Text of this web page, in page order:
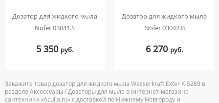
Дозатор для жидкого мыла
Nofer 03041.S
5 350 руб.
Дозатор для жидкого мыла
Nofer 03042.B
6 270 руб.
Закажите товар дозатор для жидкого мыла Wasserkraft Exter K-5289 в
разделе Аксессуары / Дозаторы для мыла в интернет-магазине
сантехники «Aculla.ru» с доставкой по Нижнему Новгороду и